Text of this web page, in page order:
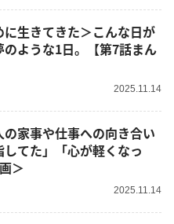
に生きてきた＞こんな日が
ような1日。【第7話まん
2025.11.14
家事や仕事への向き合い
てた」「心が軽くなっ
＞
2025.11.14